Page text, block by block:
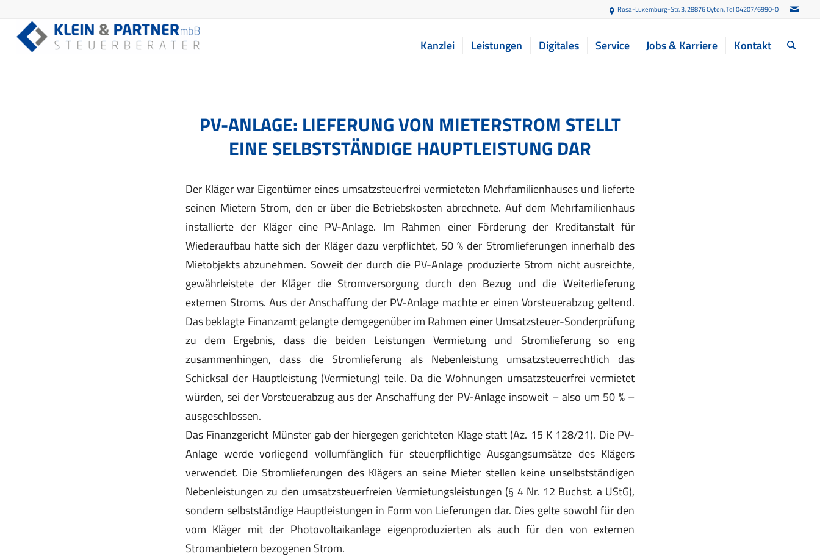
Rosa-Luxemburg-Str. 3, 28876 Oyten, Tel 04207/6990-0
Kanzlei Leistungen Digitales Service Jobs & Karriere Kontakt
PV-ANLAGE: LIEFERUNG VON MIETERSTROM STELLT
EINE SELBSTSTÄNDIGE HAUPTLEISTUNG DAR
Der Kläger war Eigentümer eines umsatzsteuerfrei vermieteten Mehrfamilienhauses und lieferte
seinen Mietern Strom, den er über die Betriebskosten abrechnete. Auf dem Mehrfamilienhaus
installierte der Kläger eine PV-Anlage. Im Rahmen einer Förderung der Kreditanstalt für
Wiederaufbau hatte sich der Kläger dazu verpflichtet, 50 % der Stromlieferungen innerhalb des
Mietobjekts abzunehmen. Soweit der durch die PV-Anlage produzierte Strom nicht ausreichte,
gewährleistete der Kläger die Stromversorgung durch den Bezug und die Weiterlieferung
externen Stroms. Aus der Anschaffung der PV-Anlage machte er einen Vorsteuerabzug geltend.
Das beklagte Finanzamt gelangte demgegenüber im Rahmen einer Umsatzsteuer-Sonderprüfung
zu dem Ergebnis, dass die beiden Leistungen Vermietung und Stromlieferung so eng
zusammenhingen, dass die Stromlieferung als Nebenleistung umsatzsteuerrechtlich das
Schicksal der Hauptleistung (Vermietung) teile. Da die Wohnungen umsatzsteuerfrei vermietet
würden, sei der Vorsteuerabzug aus der Anschaffung der PV-Anlage insoweit – also um 50 % –
ausgeschlossen.
Das Finanzgericht Münster gab der hiergegen gerichteten Klage statt (Az. 15 K 128/21). Die PV-
Anlage werde vorliegend vollumfänglich für steuerpflichtige Ausgangsumsätze des Klägers
verwendet. Die Stromlieferungen des Klägers an seine Mieter stellen keine unselbstständigen
Nebenleistungen zu den umsatzsteuerfreien Vermietungsleistungen (§ 4 Nr. 12 Buchst. a UStG),
sondern selbstständige Hauptleistungen in Form von Lieferungen dar. Dies gelte sowohl für den
vom Kläger mit der Photovoltaikanlage eigenproduzierten als auch für den von externen
Stromanbietern bezogenen Strom.